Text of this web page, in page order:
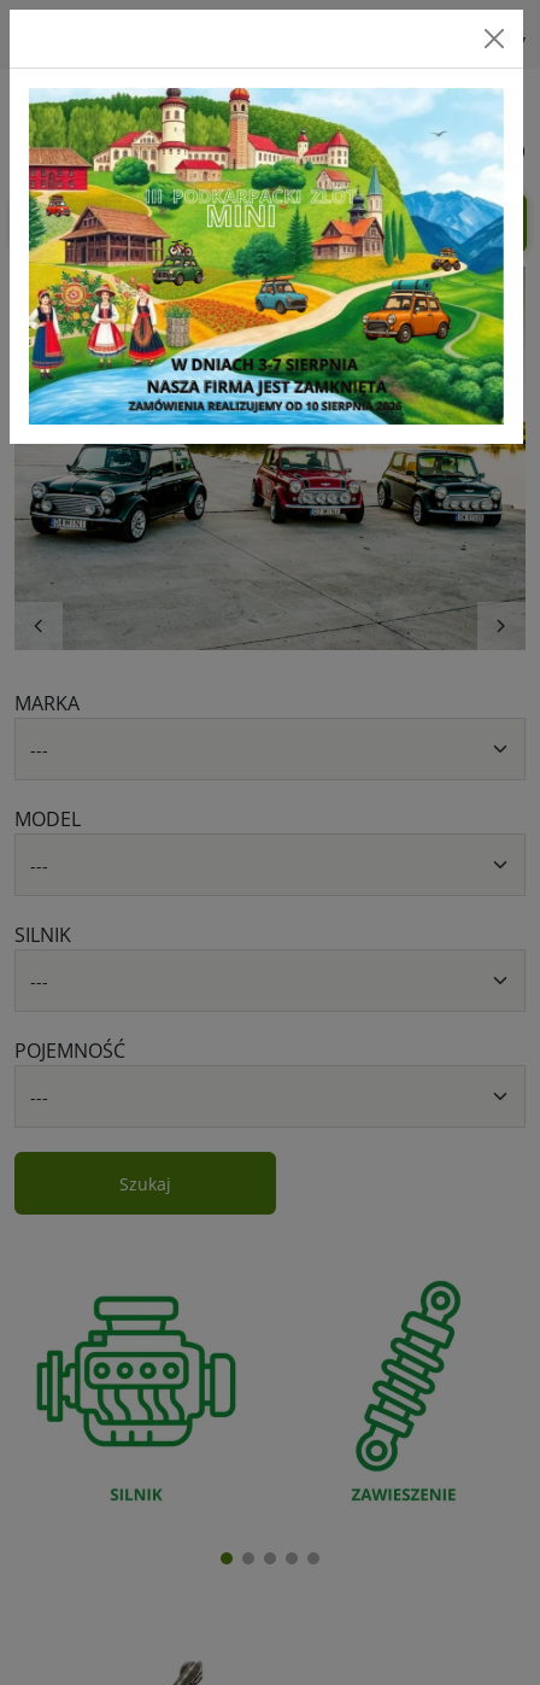
+48 606 877 927
Menu 0,00 zł (0)
Twój Land Rover
Nasza Pasja
MARKA
MODEL
SILNIK
POJEMNOŚĆ